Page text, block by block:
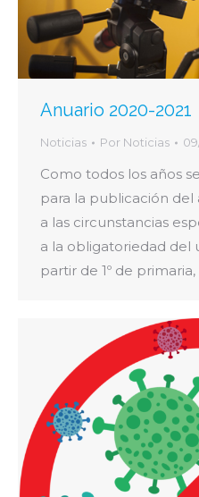
Anuario 2020-2021
Noticias Por Noticias
Como todos los años
para la publicación del
a las circunstancias
a la obligatoriedad del
partir de 1º de primaria,